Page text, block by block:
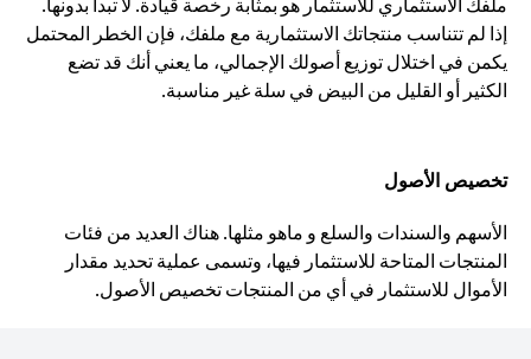
ملفك الاستثماري للاستثمار هو بمثابة رخصة قيادة. لا تبدأ بدونها.
إذا لم تتناسب منتجاتك الاستثمارية مع ملفك، فإن الخطر المحتمل
يكمن في اختلال توزيع أصولك الإجمالي، ما يعني أنك قد تضع
الكثير أو القليل من البيض في سلة غير مناسبة.
تخصيص الأصول
الأسهم والسندات والسلع و ماهو مثلها. هناك العديد من فئات
المنتجات المتاحة للاستثمار فيها، وتسمى عملية تحديد مقدار
الأموال للاستثمار في أي من المنتجات تخصيص الأصول.